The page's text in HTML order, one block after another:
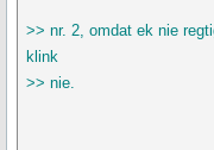
>> nr. 2, omdat ek nie
klink
>> nie.